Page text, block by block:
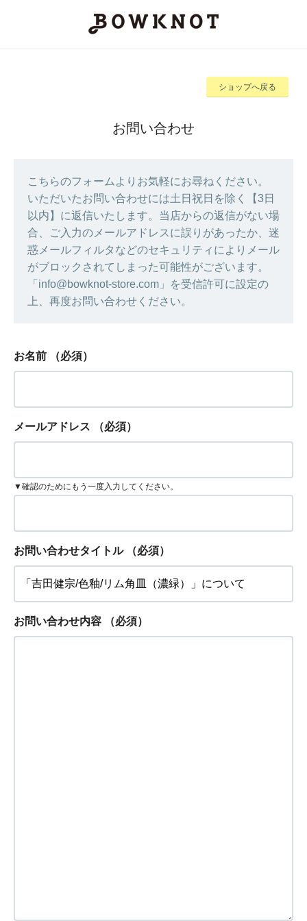
ショップへ戻る
お問い合わせ
こちらのフォームよりお気軽にお尋ねください。
いただいたお問い合わせには土日祝日を除く【3日
以内】に返信いたします。当店からの返信がない場
合、ご入力のメールアドレスに誤りがあったか、迷
惑メールフィルタなどのセキュリティによりメール
がブロックされてしまった可能性がございます。
「info@bowknot-store.com」を受信許可に設定の
上、再度お問い合わせください。
お名前 （必須）
メールアドレス （必須）
▼確認のためにもう一度入力してください。
お問い合わせタイトル （必須）
お問い合わせ内容 （必須）